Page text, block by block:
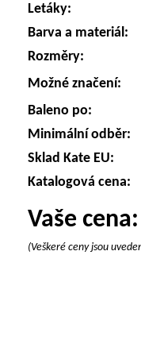
Letáky:
Barva a materiál:
Rozměry:
Možné značení:
Baleno po:
Minimální odběr:
Sklad Kate EU:
Katalogová cena:
Vaše cena:
(Veškeré ceny jsou